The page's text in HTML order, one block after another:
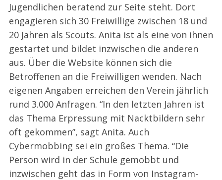
Jugendlichen beratend zur Seite steht. Dort
engagieren sich 30 Freiwillige zwischen 18 und
20 Jahren als Scouts. Anita ist als eine von ihnen
gestartet und bildet inzwischen die anderen
aus. Über die Website können sich die
Betroffenen an die Freiwilligen wenden. Nach
eigenen Angaben erreichen den Verein jährlich
rund 3.000 Anfragen. “In den letzten Jahren ist
das Thema Erpressung mit Nacktbildern sehr
oft gekommen”, sagt Anita. Auch
Cybermobbing sei ein großes Thema. “Die
Person wird in der Schule gemobbt und
inzwischen geht das in Form von Instagram-